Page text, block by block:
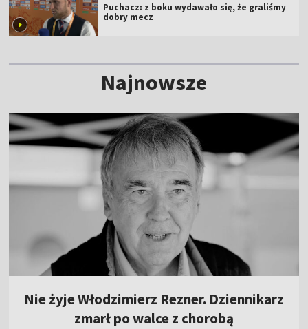
Puchacz: z boku wydawało się, że graliśmy
dobry mecz
Najnowsze
Nie żyje Włodzimierz Rezner. Dziennikarz
zmarł po walce z chorobą